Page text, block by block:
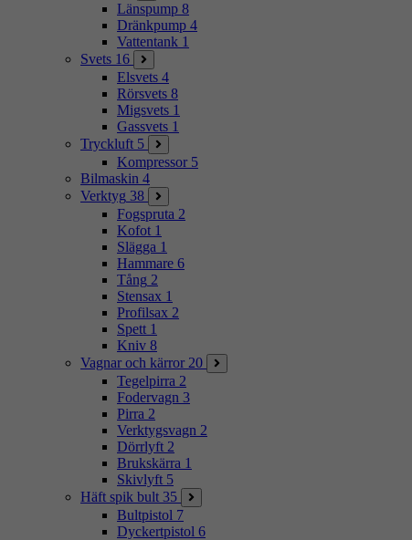
Länspump 8
Dränkpump 4
Vattentank 1
Svets 16
Elsvets 4
Rörsvets 8
Migsvets 1
Gassvets 1
Tryckluft 5
Kompressor 5
Bilmaskin 4
Verktyg 38
Fogspruta 2
Kofot 1
Slägga 1
Hammare 6
Tång 2
Stensax 1
Profilsax 2
Spett 1
Kniv 8
Vagnar och kärror 20
Tegelpirra 2
Fodervagn 3
Pirra 2
Verktygsvagn 2
Dörrlyft 2
Brukskärra 1
Skivlyft 5
Häft spik bult 35
Bultpistol 7
Dyckertpistol 6